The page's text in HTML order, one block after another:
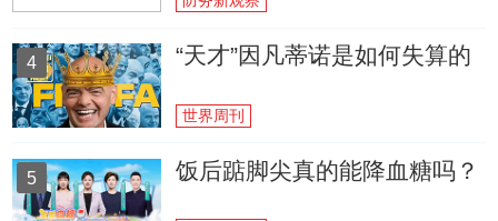
4 “天才”因凡蒂诺是如何失算的
世界周刊
5 饭后踮脚尖真的能降血糖吗？